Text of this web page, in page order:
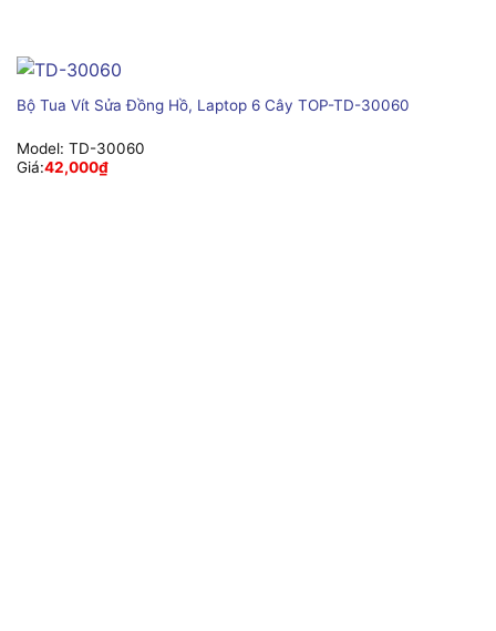
Bộ Tua Vít Sửa Đồng Hồ, Laptop 6 Cây TOP-TD-30060
Model: TD-30060
Giá:42,000₫